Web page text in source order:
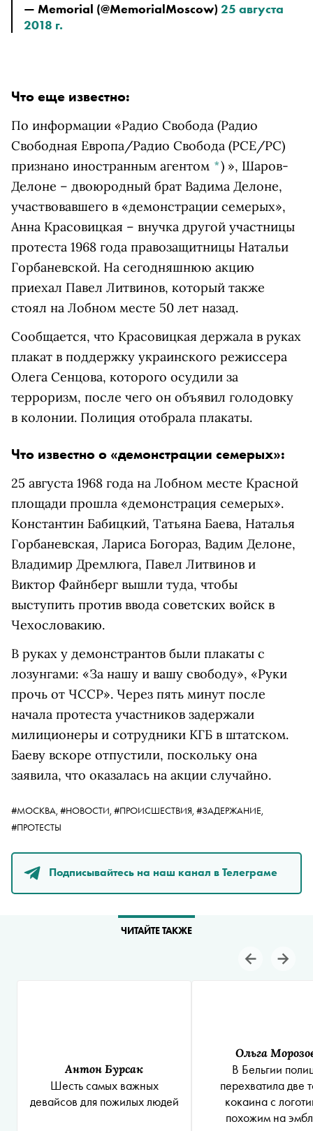
— Memorial (@MemorialMoscow) 25 августа
2018 г.
Что еще известно:
По информации «Радио Свобода (Радио
Свободная Европа/Радио Свобода (PCE/PC)
признано иностранным агентом *) », Шаров-
Делоне – двоюродный брат Вадима Делоне,
участвовавшего в «демонстрации семерых»,
Анна Красовицкая – внучка другой участницы
протеста 1968 года правозащитницы Натальи
Горбаневской. На сегодняшнюю акцию
приехал Павел Литвинов, который также
стоял на Лобном месте 50 лет назад.
Сообщается, что Красовицкая держала в руках
плакат в поддержку украинского режиссера
Олега Сенцова, которого осудили за
терроризм, после чего он объявил голодовку
в колонии. Полиция отобрала плакаты.
Что известно о «демонстрации семерых»:
25 августа 1968 года на Лобном месте Красной
площади прошла «демонстрация семерых».
Константин Бабицкий, Татьяна Баева, Наталья
Горбаневская, Лариса Богораз, Вадим Делоне,
Владимир Дремлюга, Павел Литвинов и
Виктор Файнберг вышли туда, чтобы
выступить против ввода советских войск в
Чехословакию.
В руках у демонстрантов были плакаты с
лозунгами: «За нашу и вашу свободу», «Руки
прочь от ЧССР». Через пять минут после
начала протеста участников задержали
милиционеры и сотрудники КГБ в штатском.
Баеву вскоре отпустили, поскольку она
заявила, что оказалась на акции случайно.
#МОСКВА, #НОВОСТИ, #ПРОИСШЕСТВИЯ, #ЗАДЕРЖАНИЕ,
#ПРОТЕСТЫ
Подписывайтесь на наш канал в Телеграме
ЧИТАЙТЕ ТАКЖЕ
Антон Бурсак
Шесть самых важных
девайсов для пожилых людей
Ольга
В Бельгии
перехватила две
кокаина с
похожим на